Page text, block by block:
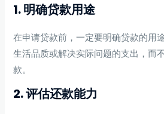
1. 明确贷款用途
在申请贷款前，一定要明确贷款的用
生活品质或解决实际问题的支出，而
款。
2. 评估还款能力